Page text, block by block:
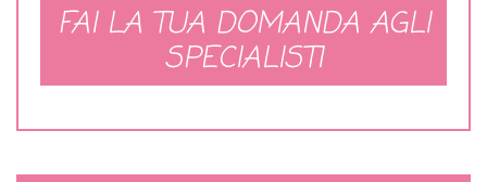
FAI LA TUA DOMANDA AGLI
SPECIALISTI